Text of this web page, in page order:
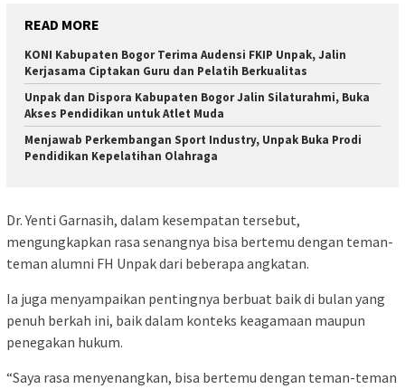
READ MORE
KONI Kabupaten Bogor Terima Audensi FKIP Unpak, Jalin
Kerjasama Ciptakan Guru dan Pelatih Berkualitas
Unpak dan Dispora Kabupaten Bogor Jalin Silaturahmi, Buka
Akses Pendidikan untuk Atlet Muda
Menjawab Perkembangan Sport Industry, Unpak Buka Prodi
Pendidikan Kepelatihan Olahraga
Dr. Yenti Garnasih, dalam kesempatan tersebut,
mengungkapkan rasa senangnya bisa bertemu dengan teman-
teman alumni FH Unpak dari beberapa angkatan.
Ia juga menyampaikan pentingnya berbuat baik di bulan yang
penuh berkah ini, baik dalam konteks keagamaan maupun
penegakan hukum.
“Saya rasa menyenangkan, bisa bertemu dengan teman-teman